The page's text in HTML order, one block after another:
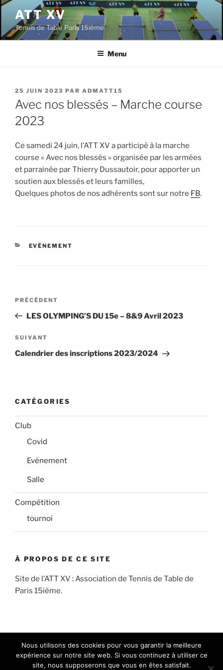
Aller
contenu
principal
ATT XV
Tennis de Table Paris 15ième
Menu
PUBLIÉ
LE
25 JUIN 2023 PAR ADMATT15
Avec nos blessés – Marche course
2023
Ce samedi 24 juin, l’ATT XV a participé à la marche
course « Avec nos blessés » organisée par les armées
et parrainée par Thierry Dussautoir, pour apporter un
soutien aux blessés et leurs familles,
Quelques photos de nos adhérents sont sur notre FB.
CATÉGORIES
EVÉNEMENT
Navigation
l’article
Article
précédent
PRÉCÉDENT
LES OLYMPING’S DU 15e – 8&9 Avril 2023
Article
suivant
SUIVANT
Calendrier des inscriptions 2023/2024
CATÉGORIES
Club
Covid
Evénement
Salle
Compétition
tournoi
À PROPOS DE CE SITE
Site de l’ATT XV : Association de Tennis de Table de
Paris 15ième.
Insta E-
Nous utilisons des cookies pour vous garantir la meilleure
expérience sur notre site web. Si vous continuez à utiliser ce
site, nous supposerons que vous en êtes satisfait.